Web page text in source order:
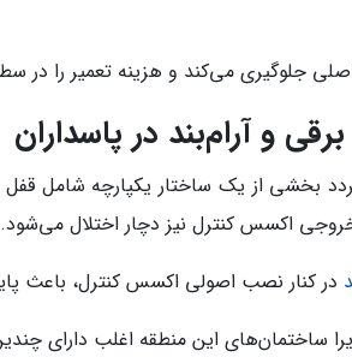
جلوگیری می‌کند و هزینه تعمیر را در
و آرام‌بند در پاسداران
بخشی از یک ساختار یکپارچه شامل
اکسس کنترل نیز دچار اختلال می‌شود.
در کنار نصب اصولی اکسس کنترل، باعث
ساختمان‌های این منطقه اغلب دارای